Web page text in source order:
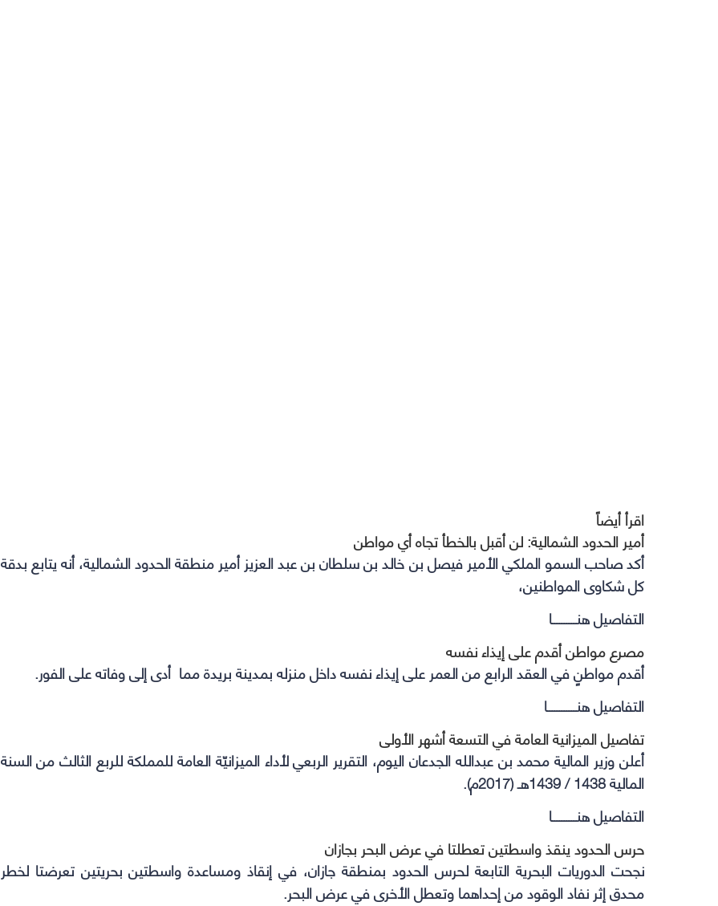
اقرأ أيضاً
أمير الحدود الشمالية: لن أقبل بالخطأ تجاه أي مواطن
أكد صاحب السمو الملكي الأمير فيصل بن خالد بن سلطان بن عبد العزيز أمير منطقة الحدود الشمالية، أنه يتابع بدقة
كل شكاوى المواطنين،
التفاصيل هنــــــــــا
مصرع مواطن أقدم على إيذاء نفسه
أقدم مواطنٍ في العقد الرابع من العمر على إيذاء نفسه داخل منزله بمدينة بريدة مما أدى إلى وفاته على الفور.
التفاصيل هنــــــــــــا
تفاصيل الميزانية العامة في التسعة أشهر الأولى
أعلن وزير المالية محمد بن عبدالله الجدعان اليوم، التقرير الربعي لأداء الميزانيّة العامة للمملكة للربع الثالث من السنة
المالية 1438 / 1439هـ (2017م).
التفاصيل هنــــــــــا
حرس الحدود ينقذ واسطتين تعطلتا في عرض البحر بجازان
نجحت الدوريات البحرية التابعة لحرس الحدود بمنطقة جازان، في إنقاذ ومساعدة واسطتين بحريتين تعرضتا لخطر
محدق إثر نفاد الوقود من إحداهما وتعطل الأخرى في عرض البحر.